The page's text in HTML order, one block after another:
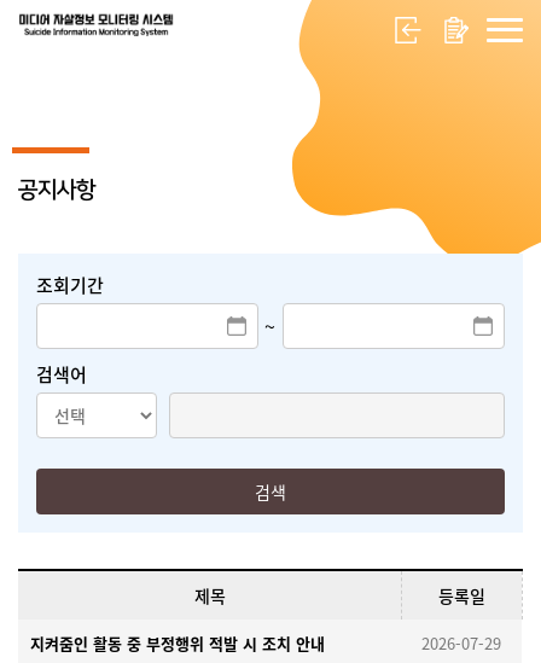
공지사항
조회기간
~
검색어
검색
제목 등록일
지켜줌인 활동 중 부정행위 적발 시 조치 안내 2026-07-29